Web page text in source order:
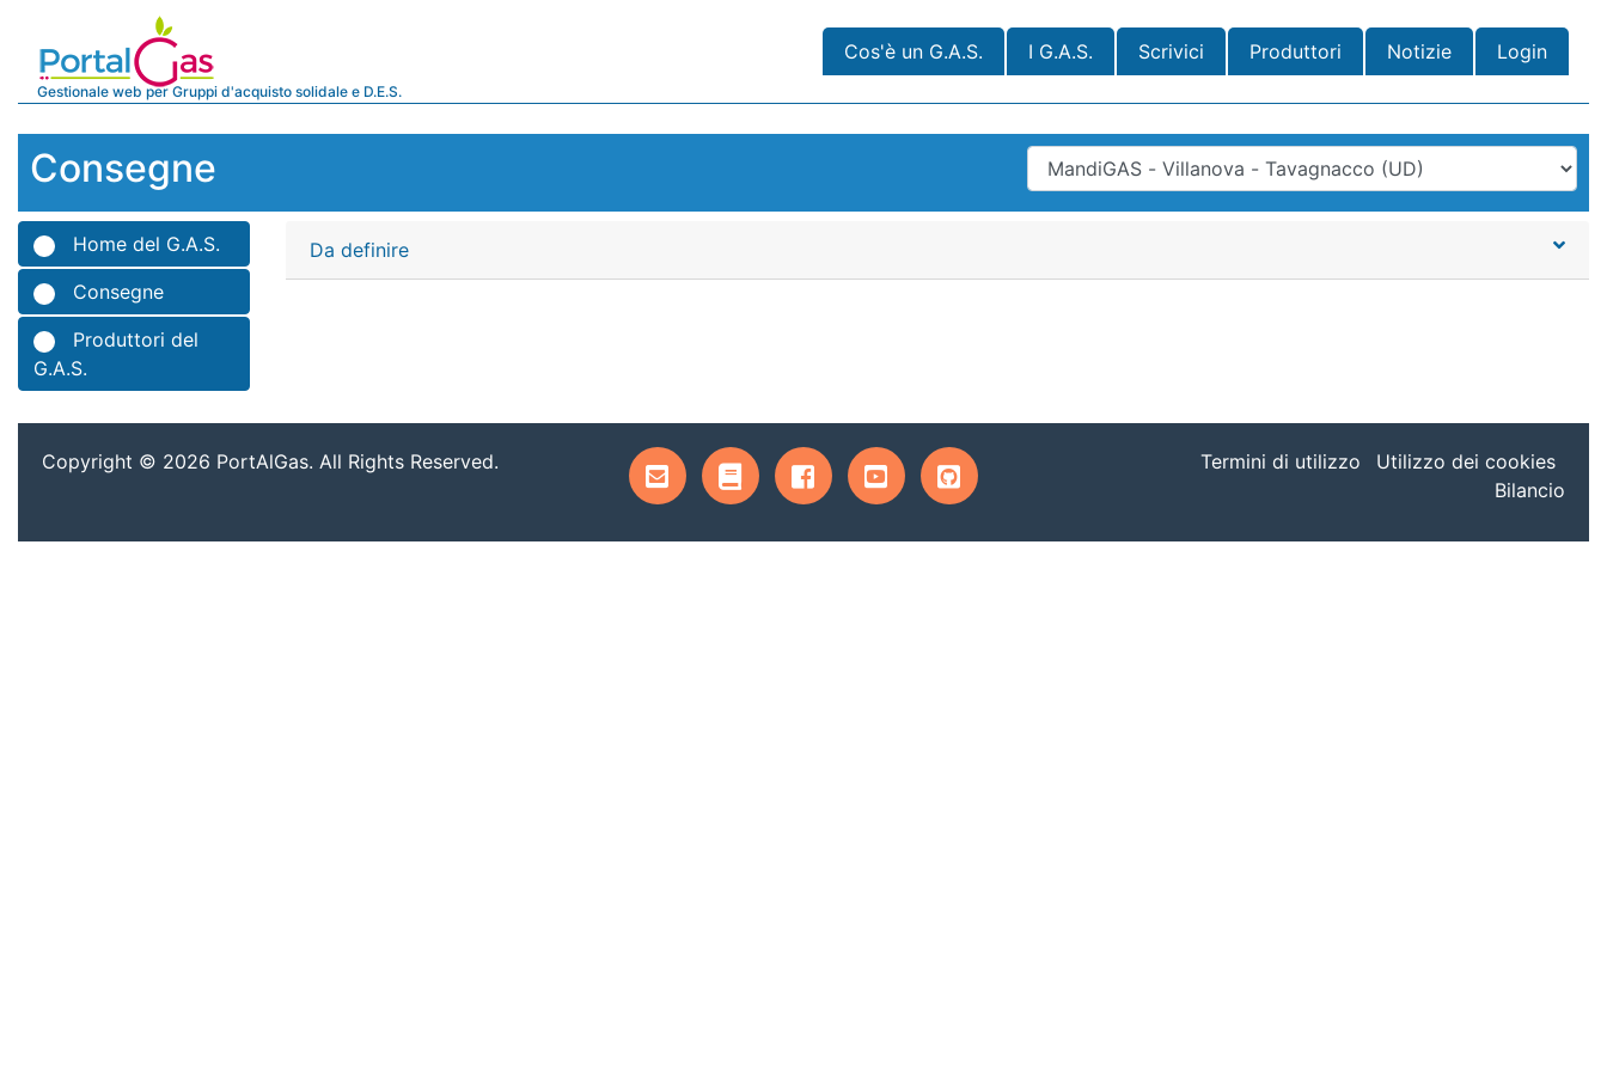
Gestionale web per Gruppi d'acquisto solidale e D.E.S.
Cos'è un G.A.S. I G.A.S. Scrivici Produttori Notizie Login
Consegne
Home del G.A.S.
Consegne
Produttori del
G.A.S.
Da definire
Copyright © 2026 PortAlGas. All Rights Reserved. Termini di utilizzo
Utilizzo dei cookies
Bilancio